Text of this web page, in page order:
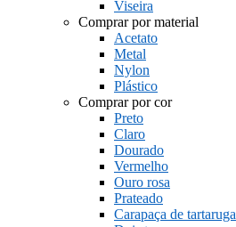
Viseira
Comprar por material
Acetato
Metal
Nylon
Plástico
Comprar por cor
Preto
Claro
Dourado
Vermelho
Ouro rosa
Prateado
Carapaça de tartaruga